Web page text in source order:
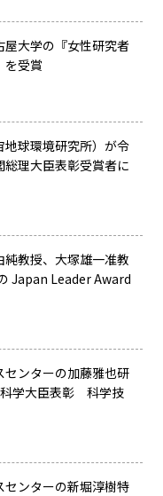
大学の『女性研究者
を受賞
球環境研究所）が令
理大臣表彰受賞者に
教授、大塚雄一准教
Japan Leader Award
ンターの加藤雅也研
学大臣表彰 科学技
ンターの新堀淳樹特